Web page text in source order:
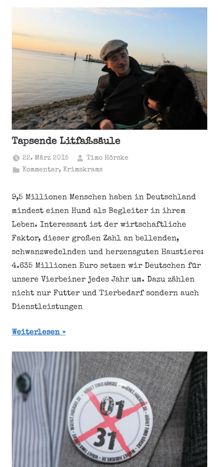
Tapsende Litfaßsäule
22. März 2015
Timo Hörske
Kommentar, Krimskrams
9,5 Millionen Menschen haben in Deutschland
mindest einen Hund als Begleiter in ihrem
Leben. Interessant ist der wirtschaftliche
Faktor, dieser großen Zahl an bellenden,
schwanzwedelnden und herzensguten Haustiere:
4.635 Millionen Euro setzen wir Deutschen für
unsere Vierbeiner jedes Jahr um. Dazu zählen
nicht nur Futter und Tierbedarf sondern auch
Dienstleistungen
Weiterlesen